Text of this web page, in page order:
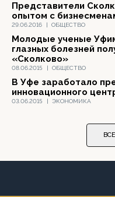
29.06.2016 | ОБЩЕСТВО
Представители
опытом с
08.06.2015 | ОБЩЕСТВО
Молодые ученые
глазных болезней
«Сколково»
03.06.2015 | ЭКОНОМИКА
В Уфе заработало
инновационного